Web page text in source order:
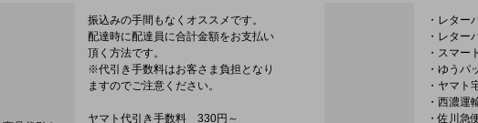
振込みの手間もなくオススメです。
配達時に配達員に合計金額をお支払い
頂く方法です。
※代引き手数料はお客さま負担となり
ますのでご注意ください。
ヤマト代引き手数料 330円～
・レター
・レター
・スマー
・ゆうパ
・ヤマト
・西濃運
・佐川急